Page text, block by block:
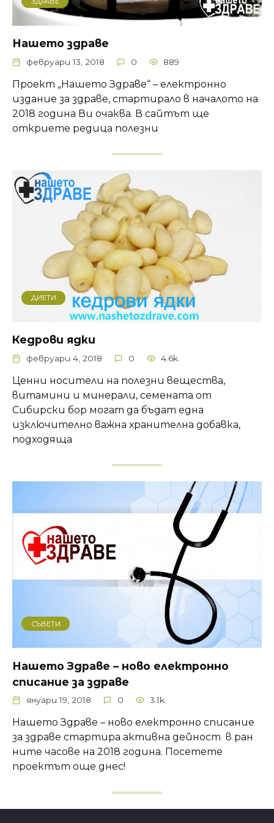
Нашето здраве
февруари 13, 2018 0 889
Проект „Нашето Здраве“ – електронно
издание за здраве, стартирало в началото на
2018 година Ви очаква. В сайтът ще
откриете редица полезни
ДИЕТИ
Кедрови ядки
февруари 4, 2018 0 4.6k.
Ценни носители на полезни вещества,
витамини и минерали, семената от
Сибирски бор могат да бъдат една
изключително важна хранителна добавка,
подходяща
СЪВЕТИ
Нашето Здраве – ново електронно
списание за здраве
януари 19, 2018 0 3.1k.
Нашето Здраве – ново електронно списание
за здраве стартира активна дейност в ран
ните часове на 2018 година. Посетете
проектът още днес!